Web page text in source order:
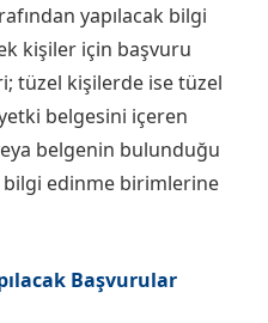
yapılacak bilgi
kişiler için başvuru
tüzel kişilerde ise tüzel
belgesini içeren
belgenin bulunduğu
edinme birimlerine
Başvurular